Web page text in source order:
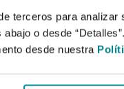
terceros para
o desde
desde nuestra